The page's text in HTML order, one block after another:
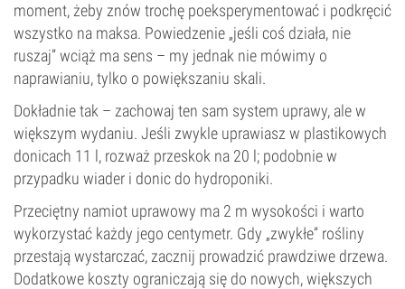
moment, żeby znów trochę poeksperymentować i podkręcić
wszystko na maksa. Powiedzenie „jeśli coś działa, nie
ruszaj” wciąż ma sens – my jednak nie mówimy o
naprawianiu, tylko o powiększaniu skali.
Dokładnie tak – zachowaj ten sam system uprawy, ale w
większym wydaniu. Jeśli zwykle uprawiasz w plastikowych
donicach 11 l, rozważ przeskok na 20 l; podobnie w
przypadku wiader i donic do hydroponiki.
Przeciętny namiot uprawowy ma 2 m wysokości i warto
wykorzystać każdy jego centymetr. Gdy „zwykłe” rośliny
przestają wystarczać, zacznij prowadzić prawdziwe drzewa.
Dodatkowe koszty ograniczają się do nowych, większych